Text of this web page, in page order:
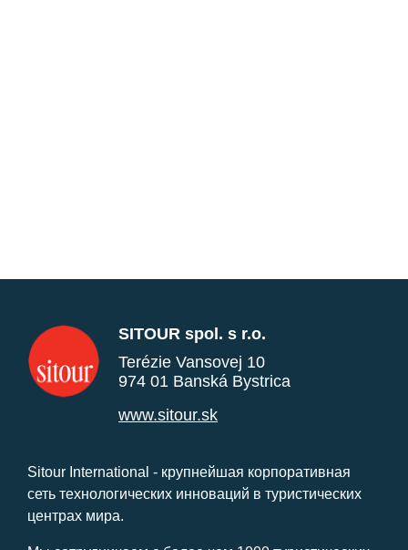
SITOUR spol. s r.o.
Terézie Vansovej 10
974 01 Banská Bystrica
www.sitour.sk
Sitour International - крупнейшая корпоративная
сеть технологических инноваций в туристических
центрах мира.